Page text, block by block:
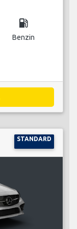
local_gas_station
Benzin
STANDARD